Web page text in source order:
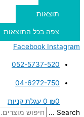
תוצאות
צפה בכל התוצאות
Facebook Instagram
052-5737-520
04-6272-750
₪0
0 עגלת קניות
Search ...